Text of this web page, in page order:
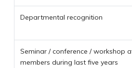
Departmental recognition
Seminar / conference / workshop
members during last five years